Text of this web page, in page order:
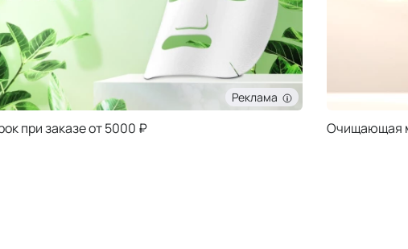
Реклама
при заказе от 5000 ₽ Очищающая